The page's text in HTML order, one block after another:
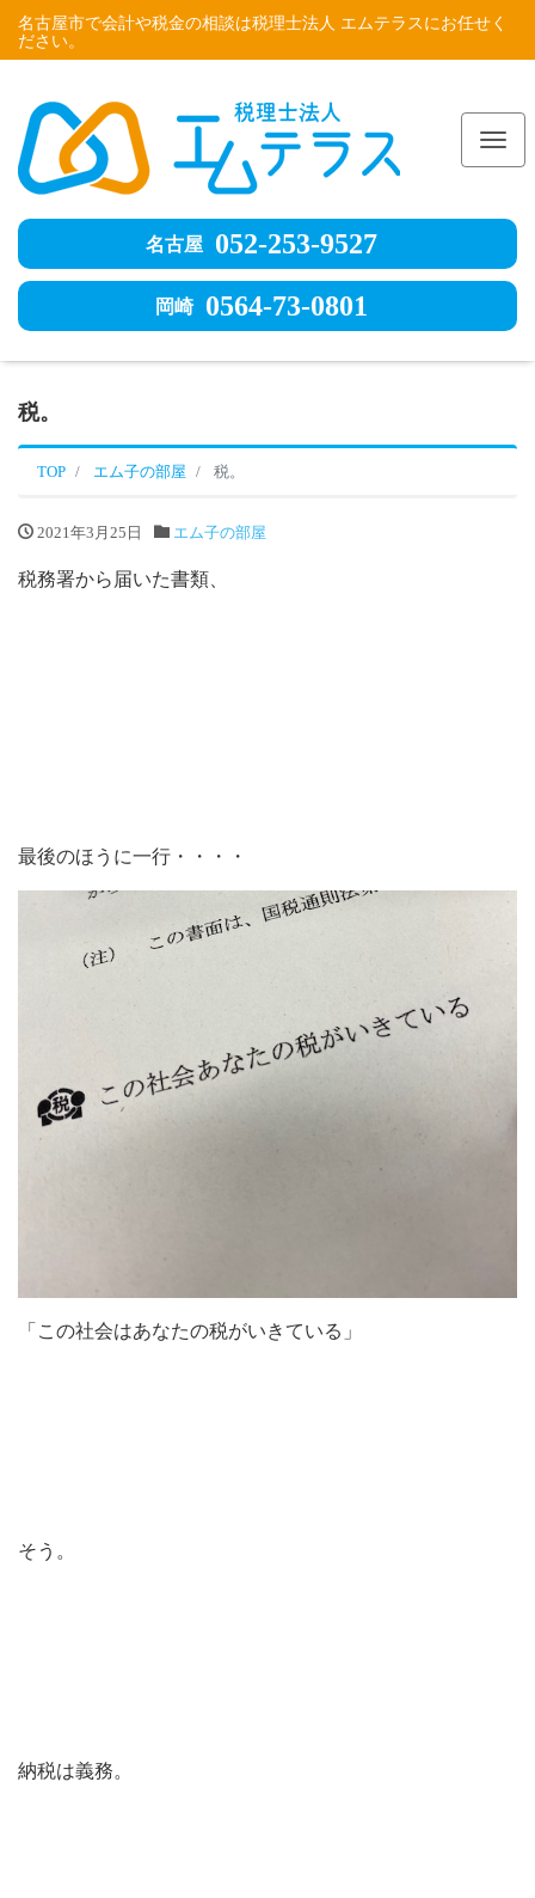
名古屋市で会計や税金の相談は税理士法人 エムテラスにお任せく
ださい。
名古屋 052-253-9527
岡崎 0564-73-0801
税。
TOP エム子の部屋 税。
2021年3月25日 エム子の部屋
税務署から届いた書類、
最後のほうに一行・・・・
「この社会はあなたの税がいきている」
そう。
納税は義務。